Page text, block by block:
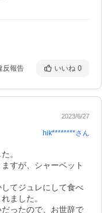
反報告 いいね 0
2023/6/27
hik********さん
。
すが、シャーベット
てジュレにして食べ
ました。
ったので、お世辞で